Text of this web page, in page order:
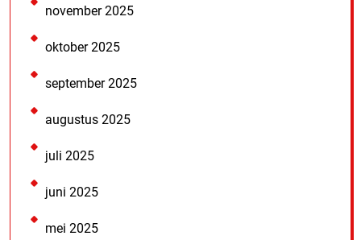
november 2025
oktober 2025
september 2025
augustus 2025
juli 2025
juni 2025
mei 2025